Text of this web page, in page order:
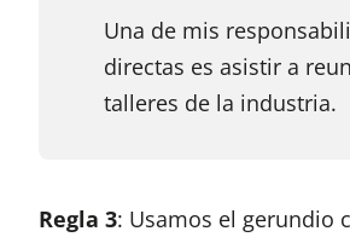
Una de mis
directas es asistir a
talleres de la industria.
Regla 3: Usamos el gerundio